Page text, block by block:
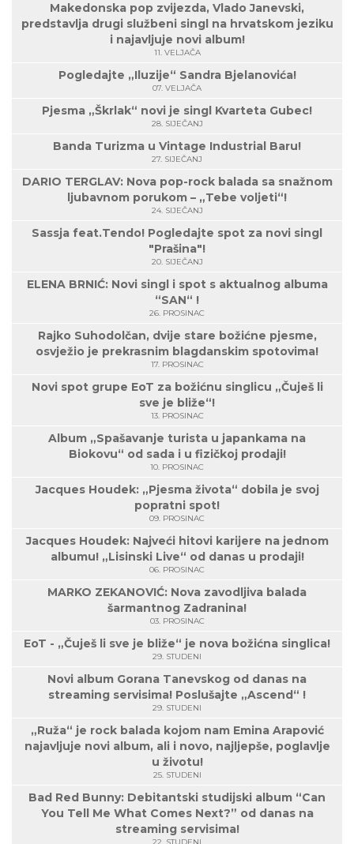
Makedonska pop zvijezda, Vlado Janevski,
predstavlja drugi službeni singl na hrvatskom jeziku
i najavljuje novi album!
11. VELJAČA
Pogledajte „Iluzije“ Sandra Bjelanovića!
07. VELJAČA
Pjesma „Škrlak“ novi je singl Kvarteta Gubec!
28. SIJEČANJ
Banda Turizma u Vintage Industrial Baru!
27. SIJEČANJ
DARIO TERGLAV: Nova pop-rock balada sa snažnom
ljubavnom porukom – „Tebe voljeti“!
24. SIJEČANJ
Sassja feat.Tendo! Pogledajte spot za novi singl
"Prašina"!
20. SIJEČANJ
ELENA BRNIĆ: Novi singl i spot s aktualnog albuma
“SAN“ !
26. PROSINAC
Rajko Suhodolčan, dvije stare božićne pjesme,
osvježio je prekrasnim blagdanskim spotovima!
17. PROSINAC
Novi spot grupe EoT za božićnu singlicu „Čuješ li
sve je bliže“!
13. PROSINAC
Album „Spašavanje turista u japankama na
Biokovu“ od sada i u fizičkoj prodaji!
10. PROSINAC
Jacques Houdek: „Pjesma života“ dobila je svoj
popratni spot!
09. PROSINAC
Jacques Houdek: Najveći hitovi karijere na jednom
albumu! „Lisinski Live“ od danas u prodaji!
06. PROSINAC
MARKO ZEKANOVIĆ: Nova zavodljiva balada
šarmantnog Zadranina!
03. PROSINAC
EoT - „Čuješ li sve je bliže“ je nova božićna singlica!
29. STUDENI
Novi album Gorana Tanevskog od danas na
streaming servisima! Poslušajte „Ascend“ !
29. STUDENI
„Ruža“ je rock balada kojom nam Emina Arapović
najavljuje novi album, ali i novo, najljepše, poglavlje
u životu!
25. STUDENI
Bad Red Bunny: Debitantski studijski album “Can
You Tell Me What Comes Next?” od danas na
streaming servisima!